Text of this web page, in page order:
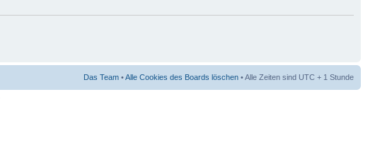
Das Team •Alle Cookies des Boards löschen • Alle Zeiten sind UTC + 1 Stunde